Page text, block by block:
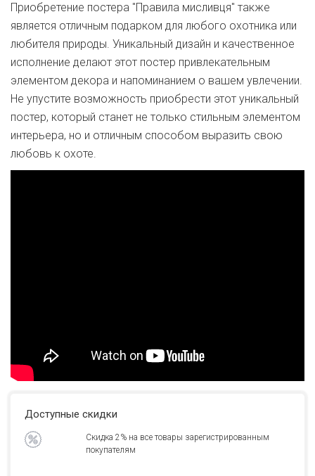
Приобретение постера "Правила мисливця" также
является отличным подарком для любого охотника или
любителя природы. Уникальный дизайн и качественное
исполнение делают этот постер привлекательным
элементом декора и напоминанием о вашем увлечении.
Не упустите возможность приобрести этот уникальный
постер, который станет не только стильным элементом
интерьера, но и отличным способом выразить свою
любовь к охоте.
Доступные скидки
Скидка 2% на все товары зарегистрированным
покупателям